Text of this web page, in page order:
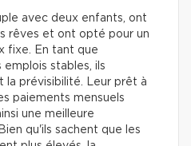
avec deux enfants, ont
rêves et ont opté pour un
fixe. En tant que
stables, ils
la prévisibilité. Leur prêt à
paiements mensuels
une meilleure
qu'ils sachent que les